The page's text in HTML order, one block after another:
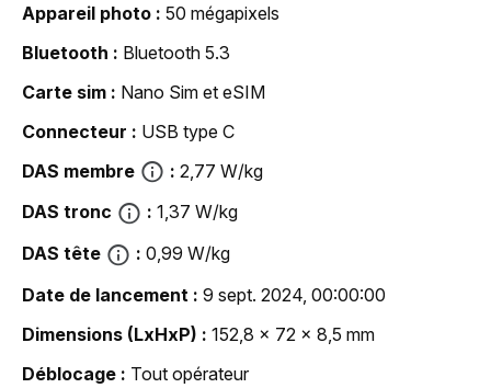
Appareil photo
50 mégapixels
Bluetooth
Bluetooth 5.3
Carte sim
Nano Sim et eSIM
Connecteur
USB type C
DAS membre
2,77 W/kg
DAS tronc
1,37 W/kg
DAS tête
0,99 W/kg
Date de lancement
9 sept. 2024, 00:00:00
Dimensions (LxHxP)
152,8 x 72 x 8,5 mm
Déblocage
Tout opérateur